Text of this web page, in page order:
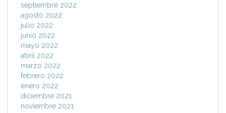
septiembre 2022
agosto 2022
julio 2022
junio 2022
mayo 2022
abril 2022
marzo 2022
febrero 2022
enero 2022
diciembre 2021
noviembre 2021